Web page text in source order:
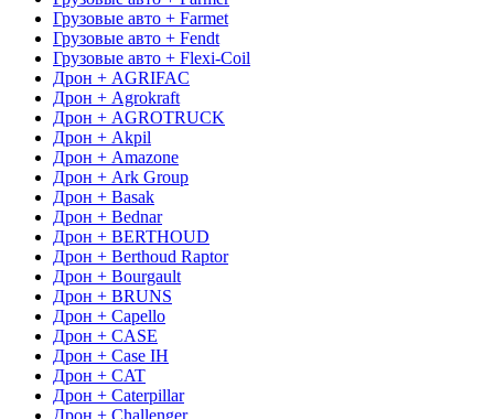
Грузовые авто + Farmet
Грузовые авто + Fendt
Грузовые авто + Flexi-Coil
Дрон + AGRIFAC
Дрон + Agrokraft
Дрон + AGROTRUCK
Дрон + Akpil
Дрон + Amazone
Дрон + Ark Group
Дрон + Basak
Дрон + Bednar
Дрон + BERTHOUD
Дрон + Berthoud Raptor
Дрон + Bourgault
Дрон + BRUNS
Дрон + Capello
Дрон + CASE
Дрон + Case IH
Дрон + CAT
Дрон + Caterpillar
Дрон + Challenger